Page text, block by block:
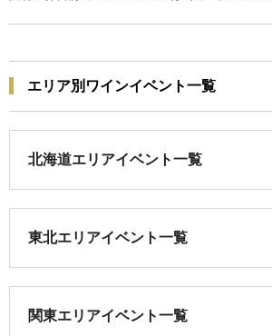
エリア別ワインイベント一覧
北海道エリアイベント一覧
東北エリアイベント一覧
関東エリアイベント一覧